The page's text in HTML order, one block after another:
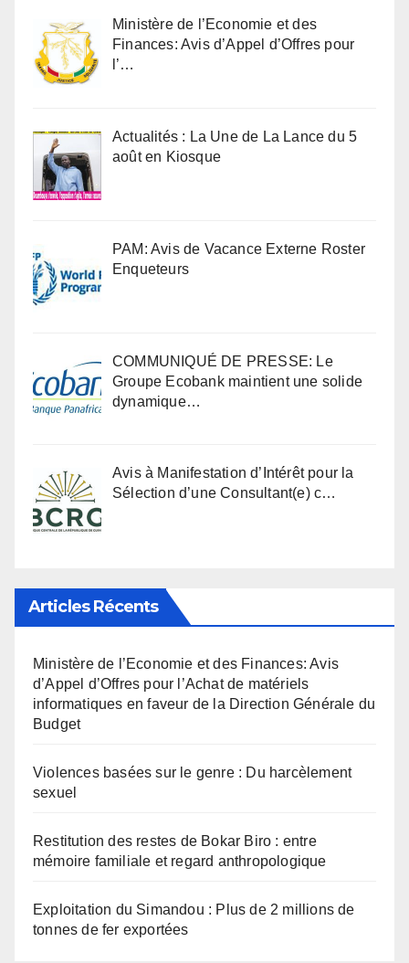
Ministère de l’Economie et des
Finances: Avis d’Appel d’Offres pour
l’…
Actualités : La Une de La Lance du 5
août en Kiosque
PAM: Avis de Vacance Externe Roster
Enqueteurs
COMMUNIQUÉ DE PRESSE: Le
Groupe Ecobank maintient une solide
dynamique…
Avis à Manifestation d’Intérêt pour la
Sélection d’une Consultant(e) c…
Articles Récents
Ministère de l’Economie et des Finances: Avis
d’Appel d’Offres pour l’Achat de matériels
informatiques en faveur de la Direction Générale du
Budget
Violences basées sur le genre : Du harcèlement
sexuel
Restitution des restes de Bokar Biro : entre
mémoire familiale et regard anthropologique
Exploitation du Simandou : Plus de 2 millions de
tonnes de fer exportées